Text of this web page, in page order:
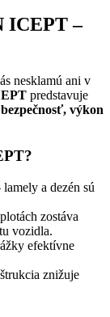
ICEPT –
nesklamú ani v
predstavuje
bezpečnosť, výkon
lamely a dezén sú
zostáva
vozidla.
efektívne
znižuje